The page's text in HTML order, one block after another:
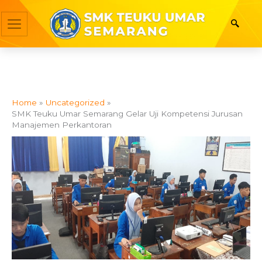
content
Home
Uncategorized
SMK Teuku Umar Semarang Gelar Uji Kompetensi Jurusan
Manajemen Perkantoran